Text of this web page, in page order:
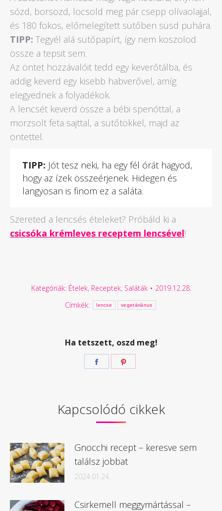
sózd, borsozd, locsold meg pár csepp olívaolajjal,
és 180 fokos, előmelegített sütőben süsd puhára.
TIPP: Tegyél alá sütőpapírt, így nem koszolod
össze a tepsit sem.
Az öntet hozzávalóit tedd egy keverőtálba, és
addig keverd egy kisebb habverővel, amíg
elegyednek a folyadékok.
A lencsét keverd össze a bébi spenóttal, a
morzsolt feta sajttal, a sütőtökkel, majd az
öntettel.
TIPP: Jót tesz neki, ha egy fél órát hagyod,
hogy az ízek összeérjenek. Hidegen és
langyosan is finom ez a saláta.
Szereted a lencsés ételeket? Próbáld ki a
csicsóka krémleves receptem lencsével!
Kategóriák: Ételek, Receptek, Saláták
2019.12.28.
Címkék:
lencse vegetáriánus
Ha tetszett, oszd meg!
Megosztás
Kapcsolódó cikkek
Gnocchi recept – keresve sem
találsz jobbat
2024.01.24.
Csirkemell meggymártással –